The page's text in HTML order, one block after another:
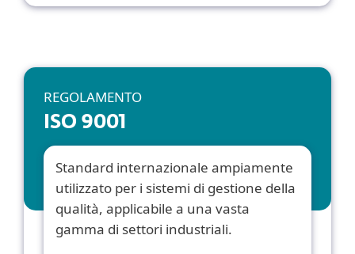
REGOLAMENTO
ISO 9001
Standard internazionale ampiamente
utilizzato per i sistemi di gestione della
qualità, applicabile a una vasta
gamma di settori industriali.